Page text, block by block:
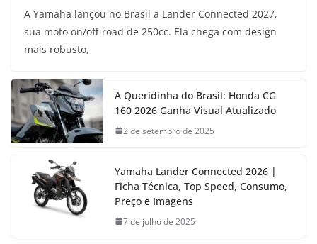
A Yamaha lançou no Brasil a Lander Connected 2027,
sua moto on/off-road de 250cc. Ela chega com design
mais robusto,
A Queridinha do Brasil: Honda CG
160 2026 Ganha Visual Atualizado
2 de setembro de 2025
Yamaha Lander Connected 2026 |
Ficha Técnica, Top Speed, Consumo,
Preço e Imagens
7 de julho de 2025